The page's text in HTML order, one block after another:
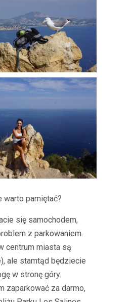
pamiętać?
się samochodem,
z parkowaniem.
centrum miasta są
ale stamtąd będziecie
w stronę góry.
zaparkować za darmo,